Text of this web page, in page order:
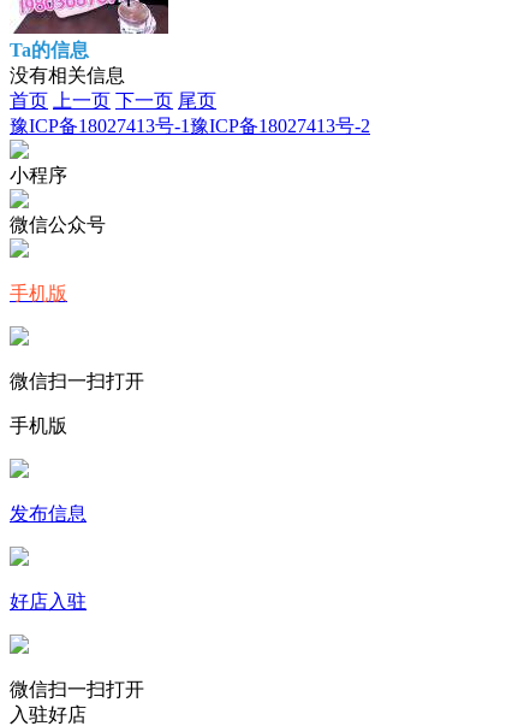
Ta的信息
没有相关信息
首页
上一页 下一页 尾页
豫ICP备18027413号-1豫ICP备18027413号-2
小程序
微信公众号
手机版
微信扫一扫打开
手机版
发布信息
好店入驻
微信扫一扫打开
入驻好店